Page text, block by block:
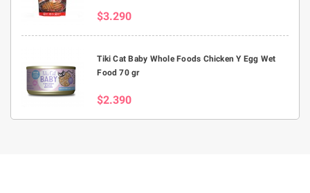
$3.290
Tiki Cat Baby Whole Foods Chicken Y Egg Wet
Food 70 gr
$2.390